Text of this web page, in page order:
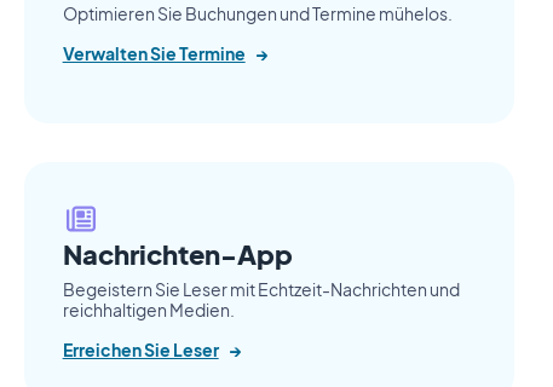
Optimieren Sie Buchungen und Termine mühelos.
Verwalten Sie Termine →
Nachrichten-App
Begeistern Sie Leser mit Echtzeit-Nachrichten und
reichhaltigen Medien.
Erreichen Sie Leser →